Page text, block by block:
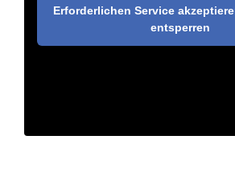
Erforderlichen Service
entsperren